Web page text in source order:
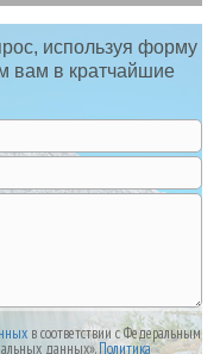
используя форму
вам в кратчайшие
в соответствии с Федеральным
данных».Политика